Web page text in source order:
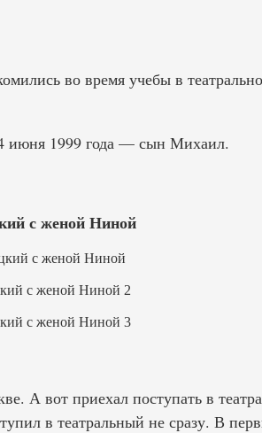
во время учебы в
июня 1999 года — сын Михаил.
с женой Ниной
А вот приехал поступать в
в театральный не сразу. В